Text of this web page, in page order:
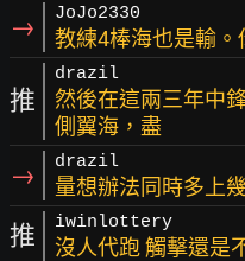
→ JoJo2330
教練4棒海也是輸。
推
drazil
然後在這兩三年中
側翼海，盡
→ drazil
量想辦法同時多上
推 iwinlottery
沒人代跑 觸擊還是